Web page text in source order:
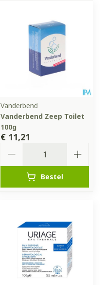
Vanderbend
Vanderbend Zeep Toilet
100g
€ 11,21
Bestel